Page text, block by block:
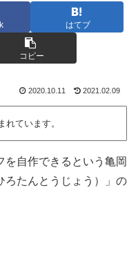
はてブ
コピー
2020.10.11 2021.02.09
ています。
を自作できるという亀岡
ろたんとうじょう）」の